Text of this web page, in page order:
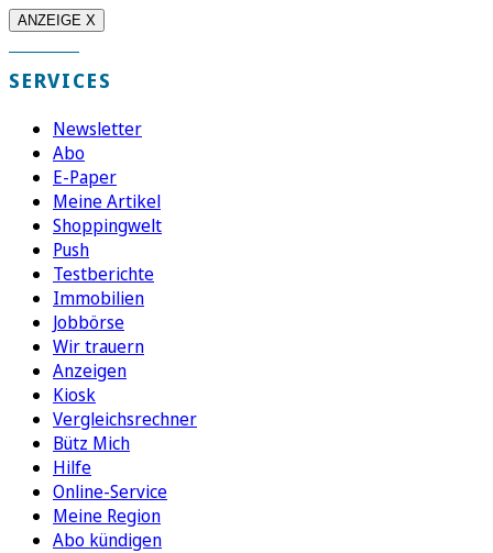
ANZEIGE X
SERVICES
Newsletter
Abo
E-Paper
Meine Artikel
Shoppingwelt
Push
Testberichte
Immobilien
Jobbörse
Wir trauern
Anzeigen
Kiosk
Vergleichsrechner
Bütz Mich
Hilfe
Online-Service
Meine Region
Abo kündigen